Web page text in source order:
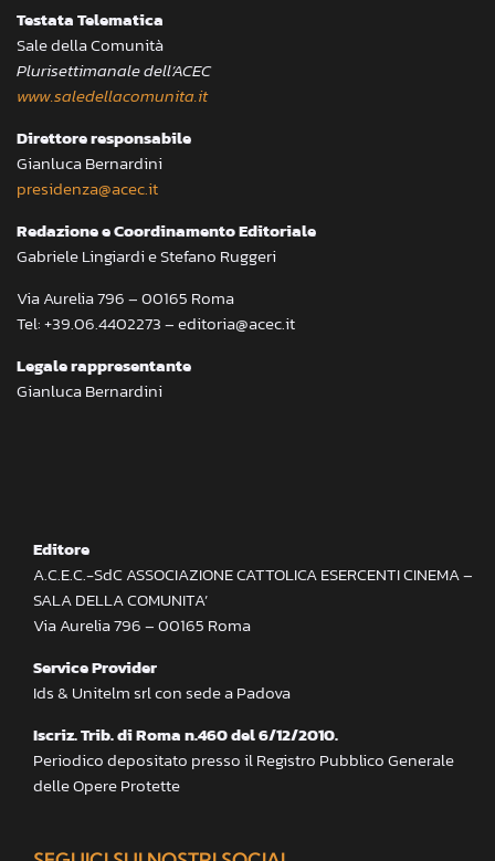
Testata Telematica
Sale della Comunità
Plurisettimanale dell’ACEC
www.saledellacomunita.it
Direttore responsabile
Gianluca Bernardini
presidenza@acec.it
Redazione e Coordinamento Editoriale
Gabriele Lingiardi e Stefano Ruggeri
Via Aurelia 796 – 00165 Roma
Tel: +39.06.4402273 – editoria@acec.it
Legale rappresentante
Gianluca Bernardini
Editore
A.C.E.C.-SdC ASSOCIAZIONE CATTOLICA ESERCENTI CINEMA –
SALA DELLA COMUNITA’
Via Aurelia 796 – 00165 Roma
Service Provider
Ids & Unitelm srl con sede a Padova
Iscriz. Trib. di Roma n.460 del 6/12/2010.
Periodico depositato presso il Registro Pubblico Generale
delle Opere Protette